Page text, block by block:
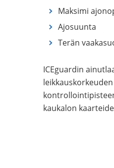
Maksimi
Ajosuunta
Terän
ICEguardin
kaukalon